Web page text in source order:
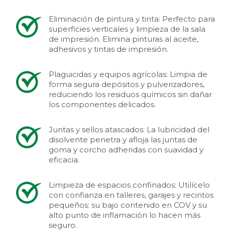
Eliminación de pintura y tinta: Perfecto para
superficies verticales y limpieza de la sala
de impresión. Elimina pinturas al aceite,
adhesivos y tintas de impresión.
Plaguicidas y equipos agrícolas: Limpia de
forma segura depósitos y pulverizadores,
reduciendo los residuos químicos sin dañar
los componentes delicados.
Juntas y sellos atascados: La lubricidad del
disolvente penetra y afloja las juntas de
goma y corcho adheridas con suavidad y
eficacia.
Limpieza de espacios confinados: Utilícelo
con confianza en talleres, garajes y recintos
pequeños: su bajo contenido en COV y su
alto punto de inflamación lo hacen más
seguro.